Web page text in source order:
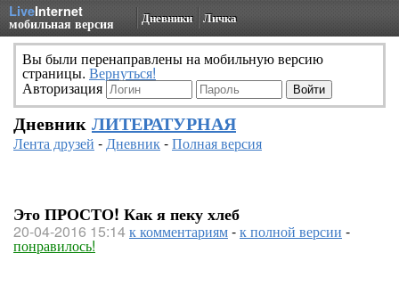
LiveInternet
мобильная версия Дневники Личка
Вы были перенаправлены на мобильную версию
страницы. Вернуться!
Авторизация
Дневник ЛИТЕРАТУРНАЯ
Лента друзей -Дневник-Полная версия
Это ПРОСТО! Как я пеку хлеб
20-04-2016 15:14к комментариям-к полной версии -
понравилось!